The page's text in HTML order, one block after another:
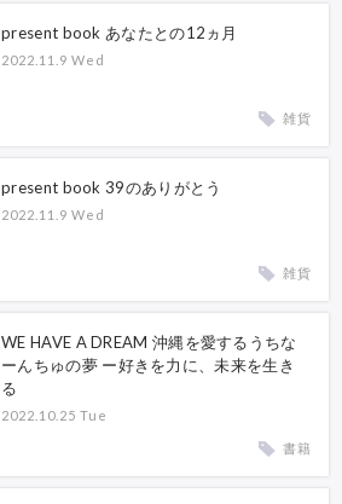
present book あなたとの12ヵ月
2022.11.9 Wed
雑貨
present book 39のありがとう
2022.11.9 Wed
雑貨
WE HAVE A DREAM 沖縄を愛するうちな
ーんちゅの夢 ー好きを力に、未来を生き
る
2022.10.25 Tue
書籍